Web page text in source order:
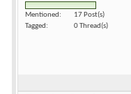
Mentioned
17 Post(s)
Tagged
0 Thread(s)